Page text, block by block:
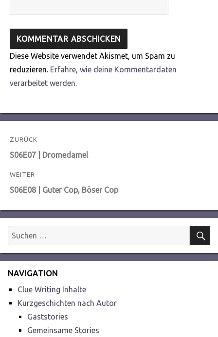
Diese Website verwendet Akismet, um Spam zu
reduzieren. Erfahre, wie deine Kommentardaten
verarbeitet werden.
Beitragsnavigation
ZURÜCK
Vorheriger
S06E07 | Dromedamel
WEITER
Nächster
S06E08 | Guter Cop, Böser Cop
Suchen
nach:
NAVIGATION
Clue Writing Inhalte
Kurzgeschichten nach Autor
Gaststories
Gemeinsame Stories